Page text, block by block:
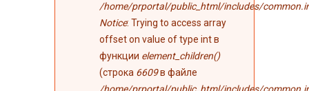
/home/prportal/public_html/includes/
Notice: Trying to access array
offset on value of type int в
функции element_children()
(строка 6609в файле